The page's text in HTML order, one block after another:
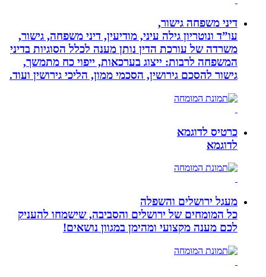
דיני משפחה גישור,
עו”ד ונוטריון גילה עיני, מודיעין, דיני משפחה, גישור,
משרדה של עורכת הדין נותן מענה לכלל הסוגיות בדיני
המשפחה לרבות: ייצוג בערכאות, ייפוי כח מתמשך,
גישור להסכם גירושין, הסכמי ממון, הליכי גירושין ועוד.
כרטיס לדוגמא
לדוגמא
מעגל ירושלים והשפלה
כל המומחים של ירושלים והסביבה, שישמחו להעניק
לכם מענה מקצועי ומהימן במגוון נושאים!